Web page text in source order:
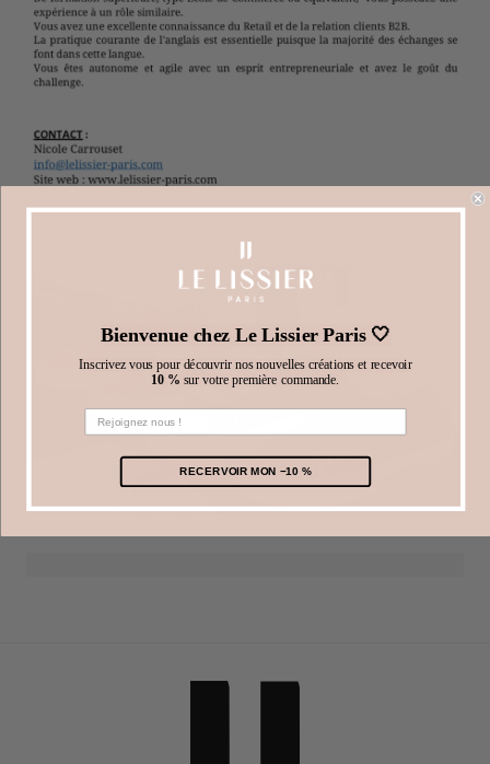
Bienvenue chez Le Lissier Paris 🤍
Inscrivez vous pour découvrir nos nouvelles créations et recevoir
10 % sur votre première commande.
RECERVOIR MON −10 %